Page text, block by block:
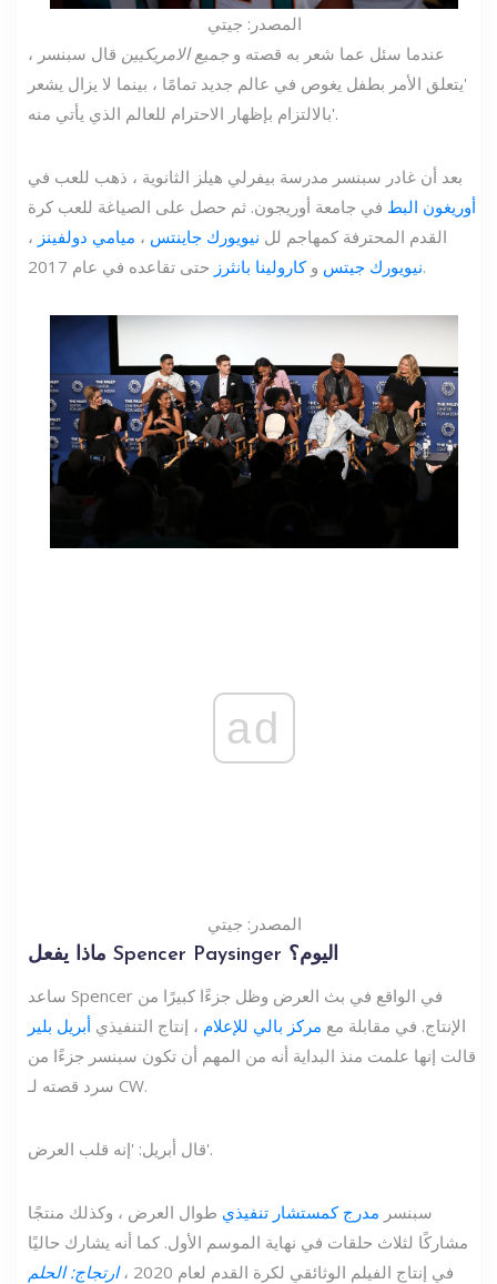
المصدر: جيتي
عندما سئل عما شعر به قصته و جميع الامريكيين قال سبنسر ،
'يتعلق الأمر بطفل يغوص في عالم جديد تمامًا ، بينما لا يزال يشعر
بالالتزام بإظهار الاحترام للعالم الذي يأتي منه'.
بعد أن غادر سبنسر مدرسة بيفرلي هيلز الثانوية ، ذهب للعب في
أوريغون البط في جامعة أوريجون. ثم حصل على الصياغة للعب كرة
القدم المحترفة كمهاجم لل نيويورك جاينتس ، ميامي دولفينز ،
نيويورك جيتس وكارولينا بانثرز حتى تقاعده في عام 2017.
ad
المصدر: جيتي
ماذا يفعل Spencer Paysinger اليوم؟
ساعد Spencer في الواقع في بث العرض وظل جزءًا كبيرًا من
الإنتاج. في مقابلة مع مركز بالي للإعلام ، إنتاج التنفيذي أبريل بلير
قالت إنها علمت منذ البداية أنه من المهم أن تكون سبنسر جزءًا من
سرد قصته لـ CW.
قال أبريل: 'إنه قلب العرض'.
سبنسر مدرج كمستشار تنفيذي طوال العرض ، وكذلك منتجًا
مشاركًا لثلاث حلقات في نهاية الموسم الأول. كما أنه يشارك حاليًا
في إنتاج الفيلم الوثائقي لكرة القدم لعام 2020 ،
ارتجاج: الحلم